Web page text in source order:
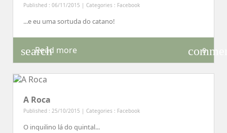
Published : 06/11/2015 | Categories : Facebook
...e eu uma sortuda do catano!
search
Read more 0
A Roca
Published : 25/10/2015 | Categories : Facebook
O inquilino lá do quintal...